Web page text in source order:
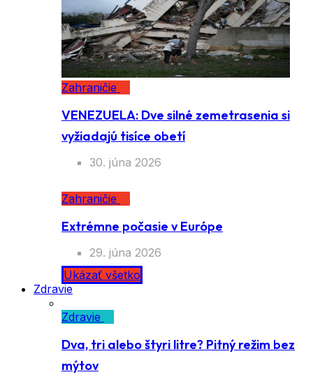
Zahraničie
VENEZUELA: Dve silné zemetrasenia si
vyžiadajú tisíce obetí
30. júna 2026
Zahraničie
Extrémne počasie v Európe
29. júna 2026
Ukázať všetko
Zdravie
Zdravie
Dva, tri alebo štyri litre? Pitný režim bez
mýtov